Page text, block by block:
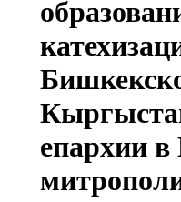
епархии в